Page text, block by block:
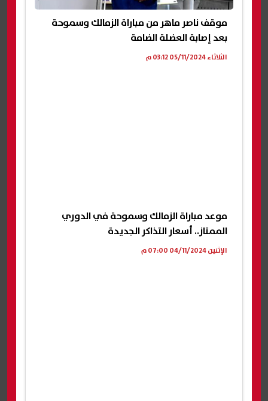
موقف ناصر ماهر من مباراة الزمالك وسموحة
بعد إصابة العضلة الضامة
الثلاثاء 05/11/2024 03:12 م
موعد مباراة الزمالك وسموحة في الدوري
الممتاز.. أسعار التذاكر الجديدة
الإثنين 04/11/2024 07:00 م